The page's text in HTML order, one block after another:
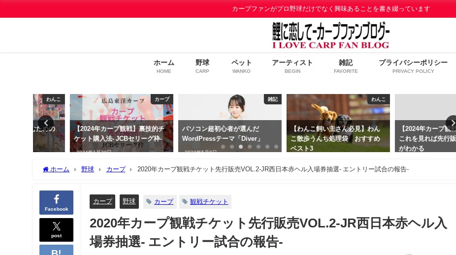
カープファンがプロ野球だけでなく興味あることを書き綴っています
ホーム
HOME
野球
CARP
ペット
WANKO
アーティスト
BEGIN
雑記
FAVORITE
プライバシーポリシー
PRIVACY POLICY
カープ
【2024年カープ観戦】裏技的チ
ケット購入法- JCBセリーグ枠-
2024年1月20日
雑記
パソコン超初心者が選んだ
WordPressテーマ「Diver」
2023年5月9日
わんこ
【わんこ飼い主さん必見】わん
こ散歩うんち処理袋 おすすめ
ベスト3
【2024年カープ観戦チケット】
これを見れば先行販売の狙い目
がわかる
ホーム 野球 カープ 2020年カープ観戦チケット先行販売VOL.2-JR西日本赤ヘル入場券抽選- エントリー試合の報告-
Facebook
post
カープ 野球 カープ 観戦チケット
2020年カープ観戦チケット先行販売VOL.2-JR西日本赤ヘル入
場券抽選- エントリー試合の報告-